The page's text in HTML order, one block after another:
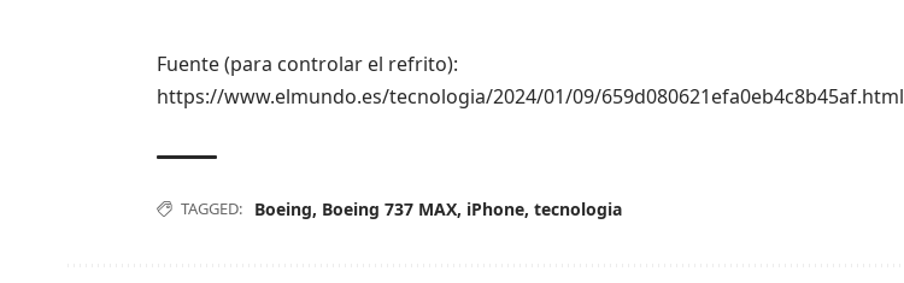
Fuente (para controlar el refrito):
https://www.elmundo.es/tecnologia/2024/01/09/659d080621efa0eb4c8b45af.html
TAGGED: Boeing, Boeing 737 MAX, iPhone, tecnologia